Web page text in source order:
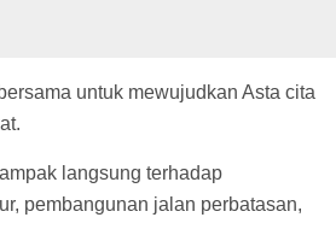
untuk mewujudkan Asta cita
langsung terhadap
pembangunan jalan perbatasan,